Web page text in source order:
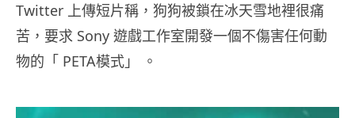
Twitter 上傳短片稱，狗狗被鎖在冰天雪地裡很痛
苦，要求 Sony 遊戲工作室開發一個不傷害任何動
物的「 PETA模式」 。